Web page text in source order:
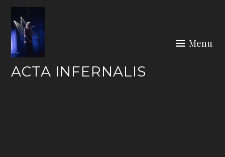
Skip
content
ACTA INFERNALIS
Menu